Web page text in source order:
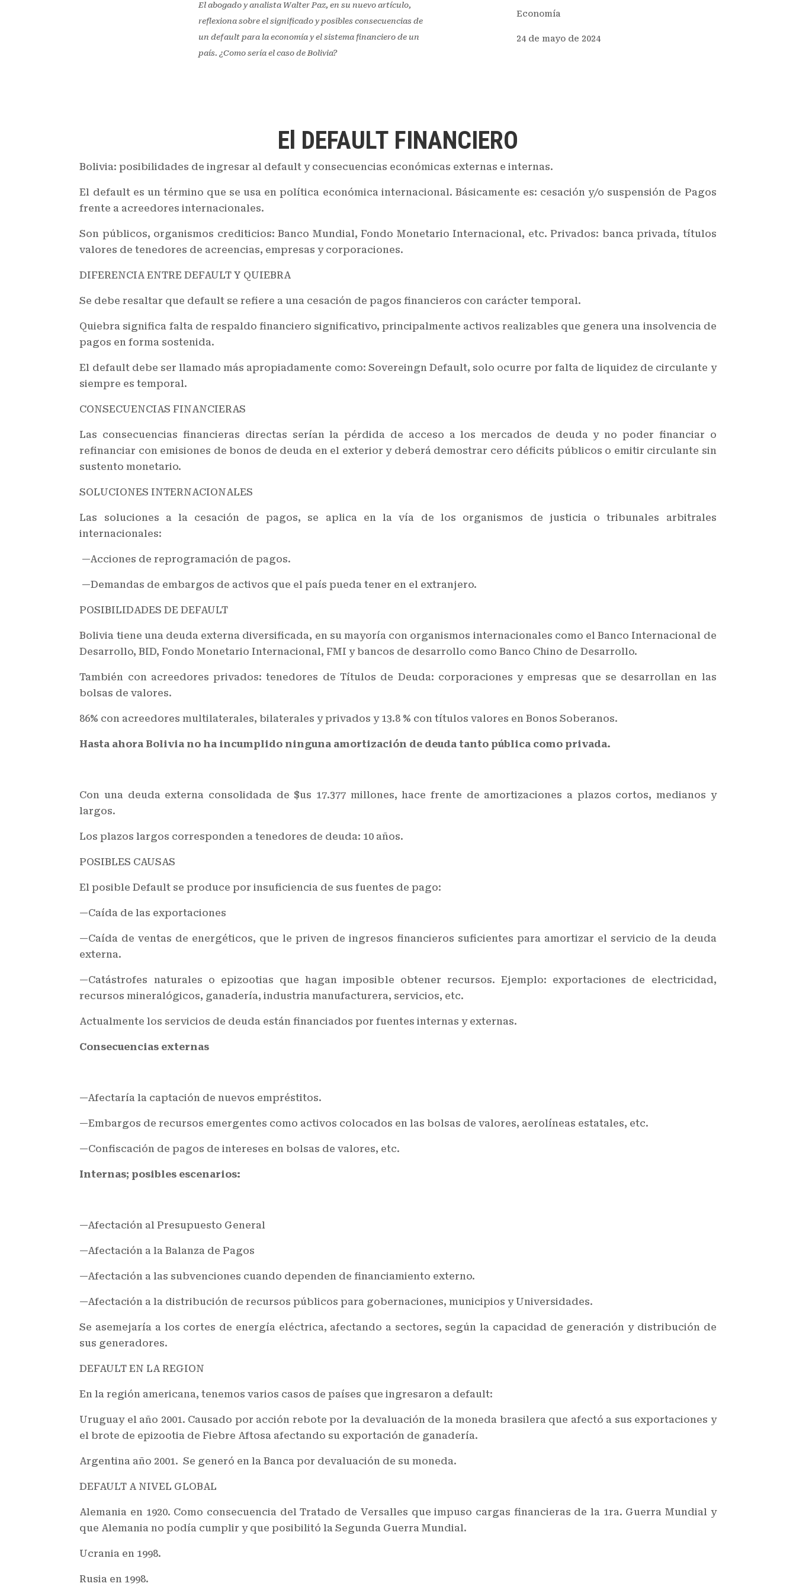
El abogado y analista Walter Paz, en su nuevo artículo,
reflexiona sobre el significado y posibles consecuencias de
un default para la economía y el sistema financiero de un
país. ¿Como sería el caso de Bolivia?
Economía
24 de mayo de 2024
El DEFAULT FINANCIERO
Bolivia: posibilidades de ingresar al default y consecuencias económicas externas e internas.
El default es un término que se usa en política económica internacional. Básicamente es: cesación y/o suspensión de Pagos
frente a acreedores internacionales.
Son públicos, organismos crediticios: Banco Mundial, Fondo Monetario Internacional, etc. Privados: banca privada, títulos
valores de tenedores de acreencias, empresas y corporaciones.
DIFERENCIA ENTRE DEFAULT Y QUIEBRA
Se debe resaltar que default se refiere a una cesación de pagos financieros con carácter temporal.
Quiebra significa falta de respaldo financiero significativo, principalmente activos realizables que genera una insolvencia de
pagos en forma sostenida.
El default debe ser llamado más apropiadamente como: Sovereingn Default, solo ocurre por falta de liquidez de circulante y
siempre es temporal.
CONSECUENCIAS FINANCIERAS
Las consecuencias financieras directas serían la pérdida de acceso a los mercados de deuda y no poder financiar o
refinanciar con emisiones de bonos de deuda en el exterior y deberá demostrar cero déficits públicos o emitir circulante sin
sustento monetario.
SOLUCIONES INTERNACIONALES
Las soluciones a la cesación de pagos, se aplica en la vía de los organismos de justicia o tribunales arbitrales
internacionales:
—Acciones de reprogramación de pagos.
—Demandas de embargos de activos que el país pueda tener en el extranjero.
POSIBILIDADES DE DEFAULT
Bolivia tiene una deuda externa diversificada, en su mayoría con organismos internacionales como el Banco Internacional de
Desarrollo, BID, Fondo Monetario Internacional, FMI y bancos de desarrollo como Banco Chino de Desarrollo.
También con acreedores privados: tenedores de Títulos de Deuda: corporaciones y empresas que se desarrollan en las
bolsas de valores.
86% con acreedores multilaterales, bilaterales y privados y 13.8 % con títulos valores en Bonos Soberanos.
Hasta ahora Bolivia no ha incumplido ninguna amortización de deuda tanto pública como privada.
Con una deuda externa consolidada de $us 17.377 millones, hace frente de amortizaciones a plazos cortos, medianos y
largos.
Los plazos largos corresponden a tenedores de deuda: 10 años.
POSIBLES CAUSAS
El posible Default se produce por insuficiencia de sus fuentes de pago:
—Caída de las exportaciones
—Caída de ventas de energéticos, que le priven de ingresos financieros suficientes para amortizar el servicio de la deuda
externa.
—Catástrofes naturales o epizootias que hagan imposible obtener recursos. Ejemplo: exportaciones de electricidad,
recursos mineralógicos, ganadería, industria manufacturera, servicios, etc.
Actualmente los servicios de deuda están financiados por fuentes internas y externas.
Consecuencias externas
—Afectaría la captación de nuevos empréstitos.
—Embargos de recursos emergentes como activos colocados en las bolsas de valores, aerolíneas estatales, etc.
—Confiscación de pagos de intereses en bolsas de valores, etc.
Internas; posibles escenarios:
—Afectación al Presupuesto General
—Afectación a la Balanza de Pagos
—Afectación a las subvenciones cuando dependen de financiamiento externo.
—Afectación a la distribución de recursos públicos para gobernaciones, municipios y Universidades.
Se asemejaría a los cortes de energía eléctrica, afectando a sectores, según la capacidad de generación y distribución de
sus generadores.
DEFAULT EN LA REGION
En la región americana, tenemos varios casos de países que ingresaron a default:
Uruguay el año 2001. Causado por acción rebote por la devaluación de la moneda brasilera que afectó a sus exportaciones y
el brote de epizootia de Fiebre Aftosa afectando su exportación de ganadería.
Argentina año 2001. Se generó en la Banca por devaluación de su moneda.
DEFAULT A NIVEL GLOBAL
Alemania en 1920. Como consecuencia del Tratado de Versalles que impuso cargas financieras de la 1ra. Guerra Mundial y
que Alemania no podía cumplir y que posibilitó la Segunda Guerra Mundial.
Ucrania en 1998.
Rusia en 1998.